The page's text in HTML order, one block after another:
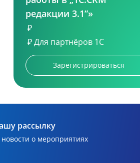
редакции 3.1“»
₽
₽Для партнёров 1С
Зарегистрироваться
рассылку
о мероприятиях